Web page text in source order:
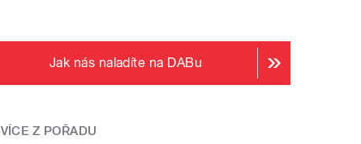
Jak nás naladíte na DABu
VÍCE Z POŘADU